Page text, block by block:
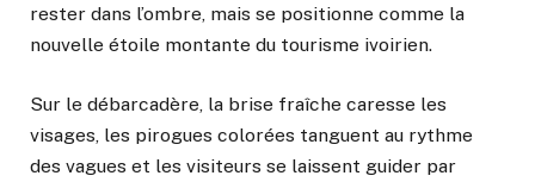
rester dans l’ombre, mais se positionne comme la
nouvelle étoile montante du tourisme ivoirien.
Sur le débarcadère, la brise fraîche caresse les
visages, les pirogues colorées tanguent au rythme
des vagues et les visiteurs se laissent guider par